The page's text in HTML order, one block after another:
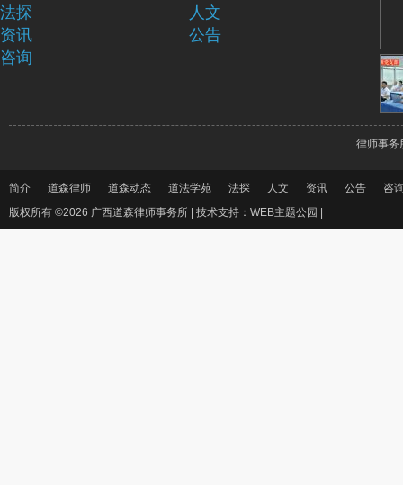
法探
人文
资讯
公告
咨询
律师事务
简介 道森律师 道森动态 道法学苑 法探 人文 资讯 公告
咨
版权所有 ©2026 广西道森律师事务所 | 技术支持：WEB主题公园